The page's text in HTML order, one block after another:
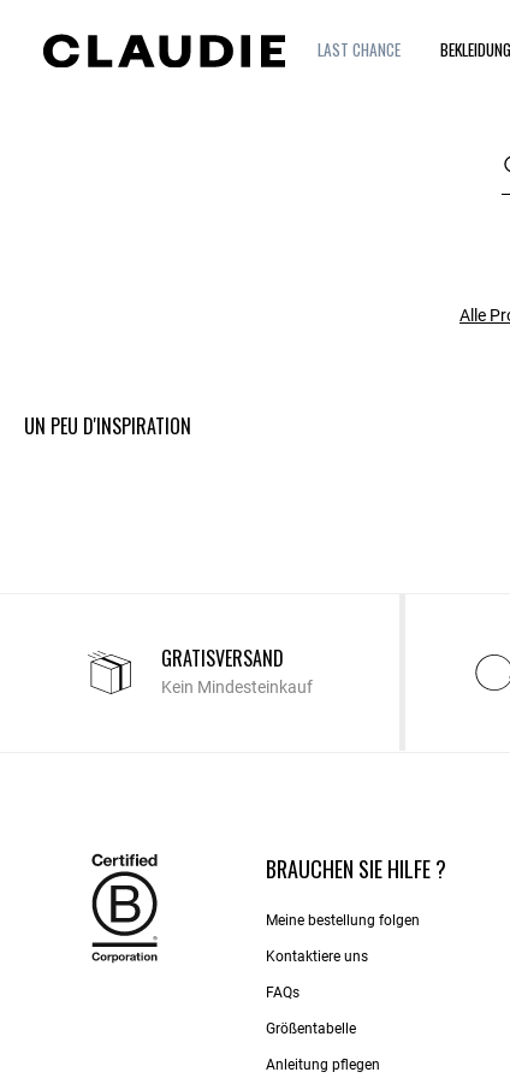
LAST CHANCE BEKLEIDUNG
Alle
UN PEU D'INSPIRATION
GRATISVERSAND
Kein Mindesteinkauf
BRAUCHEN SIE HILFE ?
Meine bestellung folgen
Kontaktiere uns​
FAQs
Größentabelle
Anleitung pflegen